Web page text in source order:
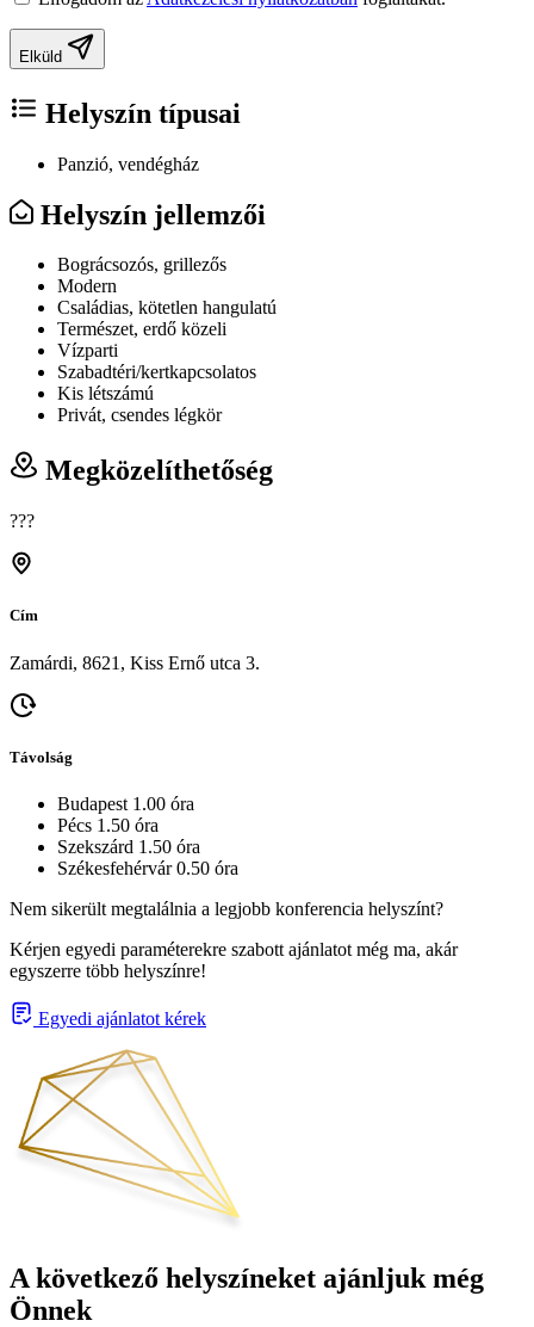
Elküld
Helyszín típusai
Panzió, vendégház
Helyszín jellemzői
Bográcsozós, grillezős
Modern
Családias, kötetlen hangulatú
Természet, erdő közeli
Vízparti
Szabadtéri/kertkapcsolatos
Kis létszámú
Privát, csendes légkör
Megközelíthetőség
???
Cím
Zamárdi, 8621, Kiss Ernő utca 3.
Távolság
Budapest 1.00 óra
Pécs 1.50 óra
Szekszárd 1.50 óra
Székesfehérvár 0.50 óra
Nem sikerült megtalálnia a legjobb konferencia helyszínt?
Kérjen egyedi paraméterekre szabott ajánlatot még ma, akár
egyszerre több helyszínre!
Egyedi ajánlatot kérek
A következő helyszíneket ajánljuk még
Önnek